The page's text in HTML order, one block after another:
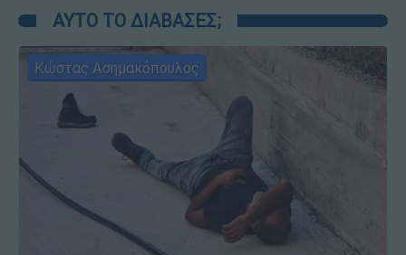
ΑΥΤΟ ΤΟ ΔΙΑΒΑΣΕΣ;
Κώστας Ασημακόπουλος